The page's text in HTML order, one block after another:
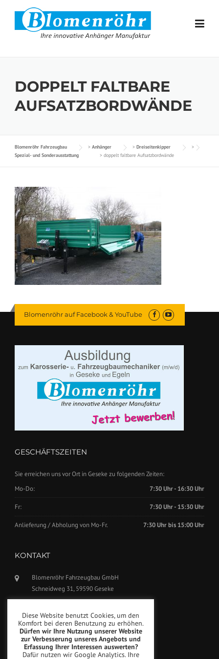
Skip to content
DOPPELT FALTBARE
AUFSATZBORDWÄNDE
Blomenröhr Fahrzeugbau > Anhänger > Dreiseitenkipper
>
Spezial- und Sonderausstattung
> doppelt faltbare Aufsatzbordwände
Blomenröhr auf Facebook & YouTube
GESCHÄFTSZEITEN
Sie erreichen uns vor Ort in Geseke zu folgenden Zeiten:
Mo-Do:
7:30 Uhr - 16:30 Uhr
Fr: 7:30 Uhr - 15:30 Uhr
Anlieferung / Abholung von Mo-Fr. 7:30 Uhr bis 15:00 Uhr
KONTAKT
Blomenröhr Fahrzeugbau GmbH
Schneidweg 31, 59590 Geseke
Fax: +49(0)2942-5799777
info@blomenroehr.com
Diese Website benutzt Cookies, um den
Komfort bei deren Benutzung zu erhöhen.
Dürfen wir Ihre Nutzung unserer Website
zur Verbesserung unseres Angebots und
Erfassung Ihrer Interessen auswerten?
Dafür nutzen wir Google Analytics. Ihre